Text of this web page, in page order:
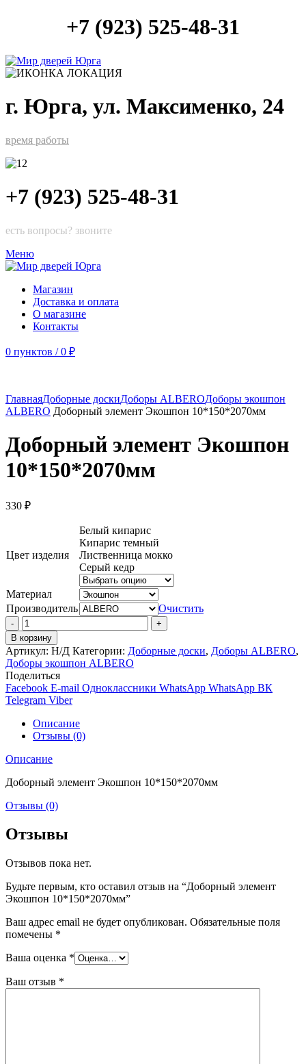
+7 (923) 525-48-31
г. Юрга, ул. Максименко, 24
время работы
+7 (923) 525-48-31
есть вопросы? звоните
Меню
Магазин
Доставка и оплата
О магазине
Контакты
0 пунктов / 0 ₽
ГлавнаяДоборные доскиДоборы ALBEROДоборы экошпон
ALBERO Доборный элемент Экошпон 10*150*2070мм
Доборный элемент Экошпон
10*150*2070мм
330 ₽
Цвет изделия
Белый кипарис
Кипарис темный
Лиственница мокко
Серый кедр
Материал
Производитель
Очистить
Количество
товара
Доборный
элемент
Экошпон
10*150*2070мм
В корзину
Артикул: Н/Д Категории: Доборные доски, Доборы ALBERO,
Доборы экошпон ALBERO
Поделиться
Facebook E-mail Одноклассники WhatsApp WhatsApp ВК
Telegram Viber
Описание
Отзывы (0)
Описание
Доборный элемент Экошпон 10*150*2070мм
Отзывы (0)
Отзывы
Отзывов пока нет.
Будьте первым, кто оставил отзыв на “Доборный элемент
Экошпон 10*150*2070мм”
Ваш адрес email не будет опубликован. Обязательные поля
помечены *
Ваша оценка *
Ваш отзыв *